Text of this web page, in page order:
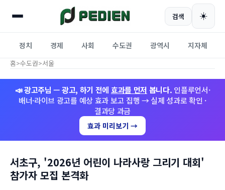
검색 ☀️
정치 경제 사회 수도권 광역시 지자체
홈>수도권>서울
📣 광고주님 — 광고, 하기 전에 효과를 먼저 봅니다. 인플루언서·
배너·라이브 광고를 예상 효과 보고 집행 → 실제 성과로 확인 ·
결과당 과금
효과 미리보기 →
서초구, '2026년 어린이 나라사랑 그리기 대회'
참가자 모집 본격화